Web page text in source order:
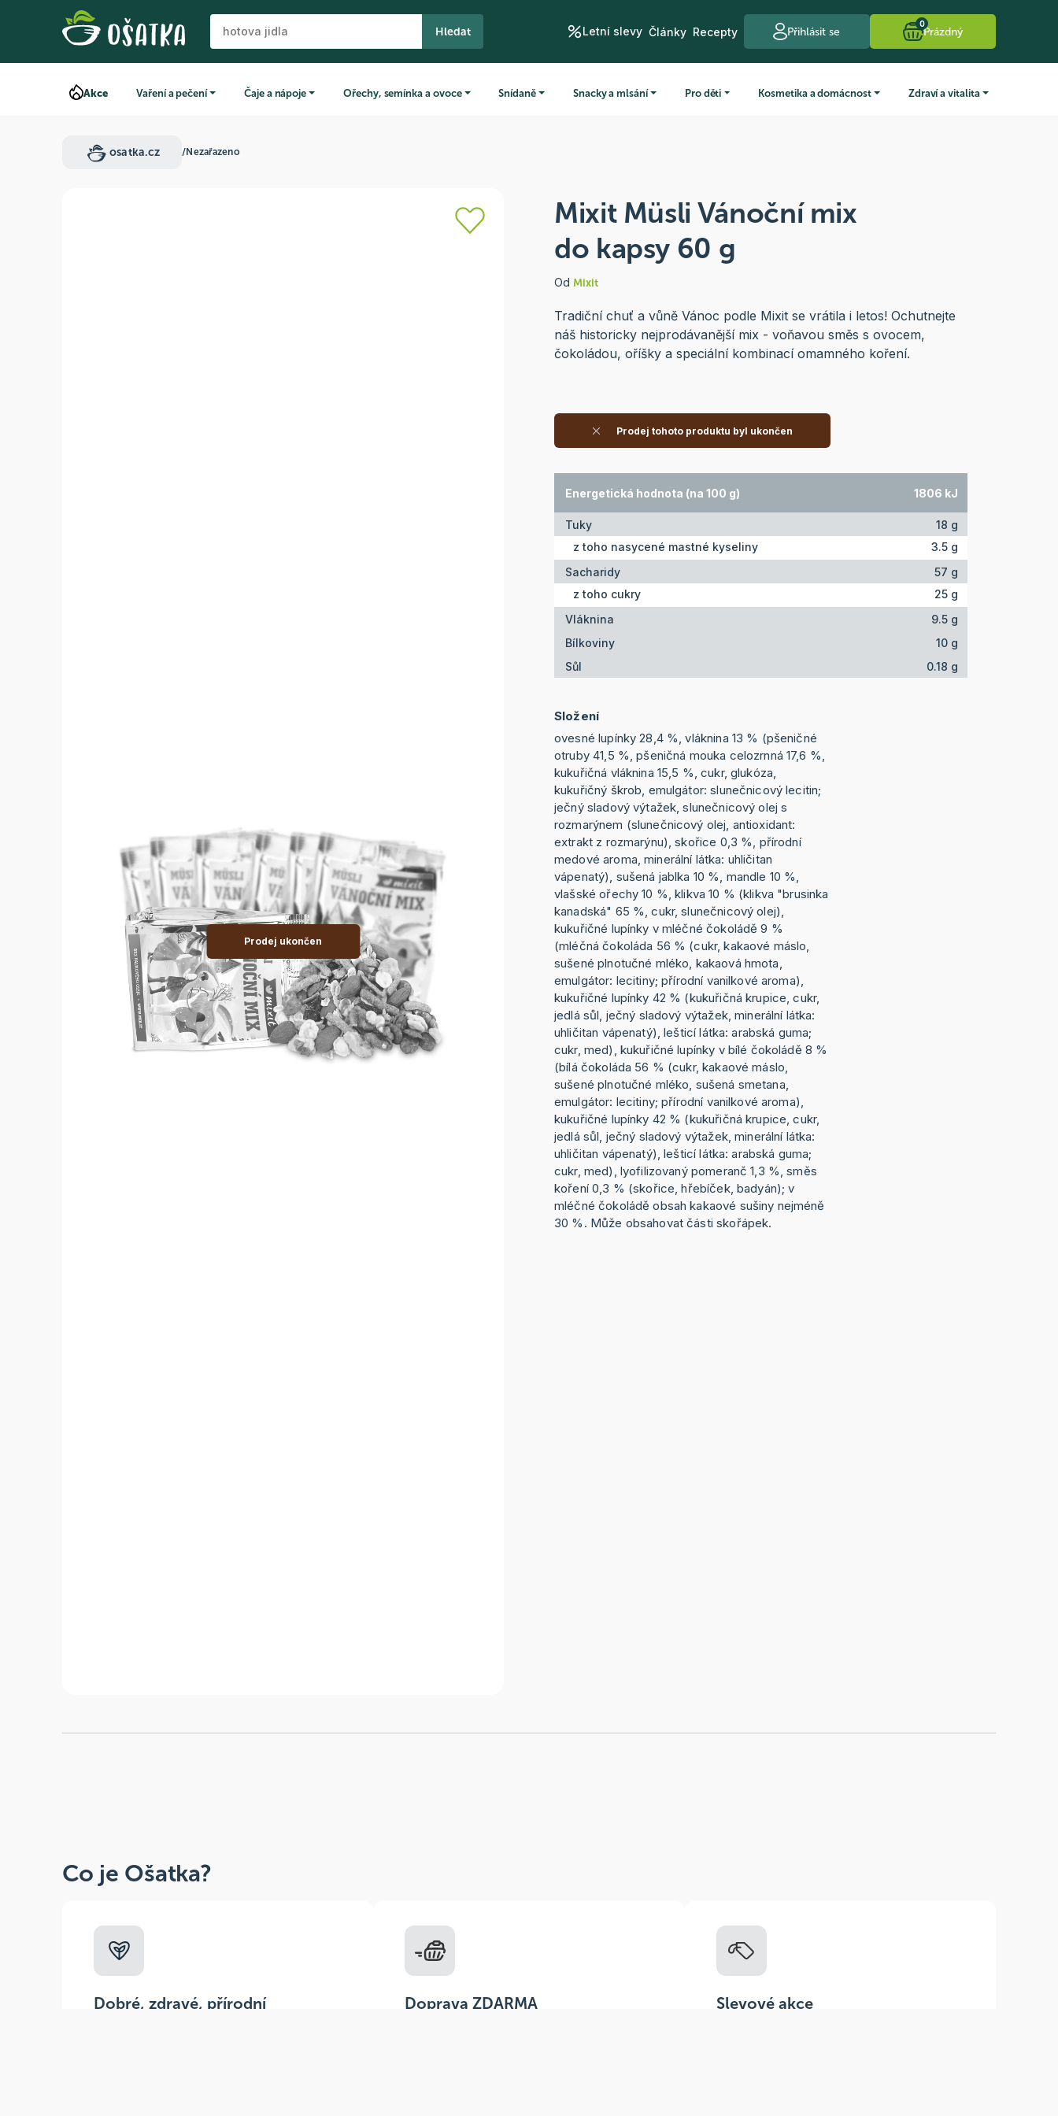
Hledat Letní slevy Články Recepty Přihlásit se
0
Prázdný
Akce Vaření a pečení Čaje a nápoje Ořechy, semínka a ovoce Snídaně Snacky a mlsání Pro děti Kosmetika a domácnost Zdraví a vitalita
osatka.cz /Nezařazeno
Prodej ukončen
Mixit Müsli Vánoční mix
do kapsy 60 g
Od Mixit
Tradiční chuť a vůně Vánoc podle Mixit se vrátila i letos! Ochutnejte
náš historicky nejprodávanější mix - voňavou směs s ovocem,
čokoládou, oříšky a speciální kombinací omamného koření.
Prodej tohoto produktu byl ukončen
Energetická hodnota (na 100 g) 1806 kJ
Tuky
18 g
z toho nasycené mastné kyseliny
3.5 g
Sacharidy
57 g
z toho cukry
25 g
Vláknina
9.5 g
Bílkoviny
10 g
Sůl
0.18 g
Složení
ovesné lupínky 28,4 %, vláknina 13 % (pšeničné
otruby 41,5 %, pšeničná mouka celozrnná 17,6 %,
kukuřičná vláknina 15,5 %, cukr, glukóza,
kukuřičný škrob, emulgátor: slunečnicový lecitin;
ječný sladový výtažek, slunečnicový olej s
rozmarýnem (slunečnicový olej, antioxidant:
extrakt z rozmarýnu), skořice 0,3 %, přírodní
medové aroma, minerální látka: uhličitan
vápenatý), sušená jablka 10 %, mandle 10 %,
vlašské ořechy 10 %, klikva 10 % (klikva "brusinka
kanadská" 65 %, cukr, slunečnicový olej),
kukuřičné lupínky v mléčné čokoládě 9 %
(mléčná čokoláda 56 % (cukr, kakaové máslo,
sušené plnotučné mléko, kakaová hmota,
emulgátor: lecitiny; přírodní vanilkové aroma),
kukuřičné lupínky 42 % (kukuřičná krupice, cukr,
jedlá sůl, ječný sladový výtažek, minerální látka:
uhličitan vápenatý), lešticí látka: arabská guma;
cukr, med), kukuřičné lupínky v bílé čokoládě 8 %
(bílá čokoláda 56 % (cukr, kakaové máslo,
sušené plnotučné mléko, sušená smetana,
emulgátor: lecitiny; přírodní vanilkové aroma),
kukuřičné lupínky 42 % (kukuřičná krupice, cukr,
jedlá sůl, ječný sladový výtažek, minerální látka:
uhličitan vápenatý), lešticí látka: arabská guma;
cukr, med), lyofilizovaný pomeranč 1,3 %, směs
koření 0,3 % (skořice, hřebíček, badyán); v
mléčné čokoládě obsah kakaové sušiny nejméně
30 %. Může obsahovat části skořápek.
Co je Ošatka?
Dobré, zdravé, přírodní Doprava ZDARMA Slevové akce